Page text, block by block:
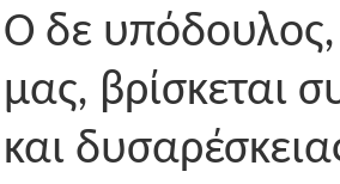
Ο δε υπόδουλος,
μας, βρίσκεται
και